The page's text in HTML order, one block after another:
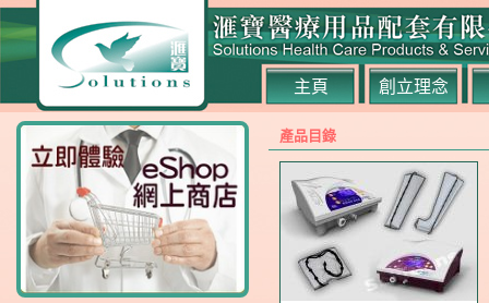
主頁 創立理念
產品目錄